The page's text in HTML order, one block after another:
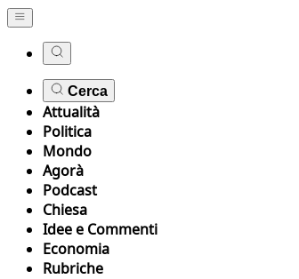
Cerca
Attualità
Politica
Mondo
Agorà
Podcast
Chiesa
Idee e Commenti
Economia
Rubriche